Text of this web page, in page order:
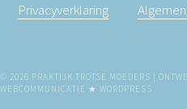
Privacyverklaring
© 2026 PRAKTIJK TROTSE MOEDERS |
WEBCOMMUNICATIE ★ WORDPRESS